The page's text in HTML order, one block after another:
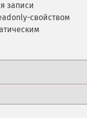
записи
свойством